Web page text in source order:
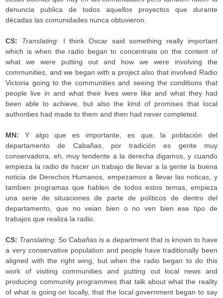
denuncia publica de todos aquellos proyectos que durante
décadas las comunidades nunca obtuvieron.
CS: Translating:I think Oscar said something really important
which is when the radio began to concentrate on the content of
what we were putting out and how we were involving the
communities, and we began with a project also that involved Radio
Victoria going to the communities and seeing the conditions that
people live in and what their lives were like and what they had
been able to achieve, but also the kind of promises that local
authorities had made to them and then had never completed.
MN: Y algo que es importante, es que, la población del
departamento de Cabañas, por tradición es gente muy
conservadora, eh, muy tendente a la derecha digamos, y cuando
empieza la radio de hacer un trabajo de llevar a la gente la buena
noticia de Derechos Humanos, empezamos a llevar las noticas, y
tambien programas que hablen de todos estos temas, empieza
una serie de situaciones de parte de políticos de dentro del
departamento, que no veian bien o no ven bien ese tipo de
trabajos que realiza la radio.
CS: Translating: So Cabañas is a department that is known to have
a very conservative population and people have traditionally been
aligned with the right wing, but when the radio began to do this
work of visiting communities and putting out local news and
producing community programmes that talk about what the reality
of what is going on locally, that the local government began to say